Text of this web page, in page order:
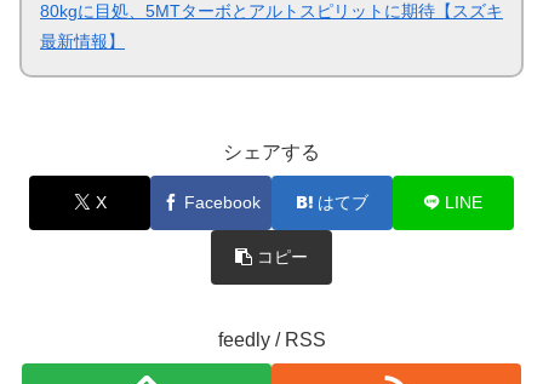
80kgに目処、5MTターボとアルトスピリットに期待【スズキ
最新情報】
シェアする
X Facebook はてブ LINE
コピー
feedly / RSS